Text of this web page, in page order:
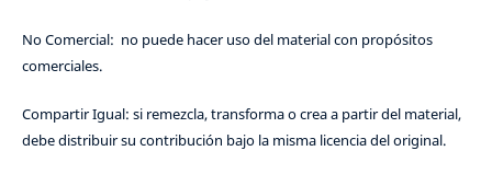
No Comercial: no puede hacer uso del material con propósitos
comerciales.
Compartir Igual: si remezcla, transforma o crea a partir del material,
debe distribuir su contribución bajo la misma licencia del original.